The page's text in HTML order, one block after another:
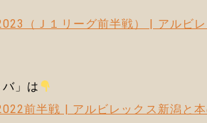
（Ｊ１リーグ前半戦） | アルビ
」は
前半戦 | アルビレックス新潟と